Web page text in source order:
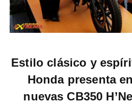
Estilo clásico y
Honda presenta
nuevas CB350